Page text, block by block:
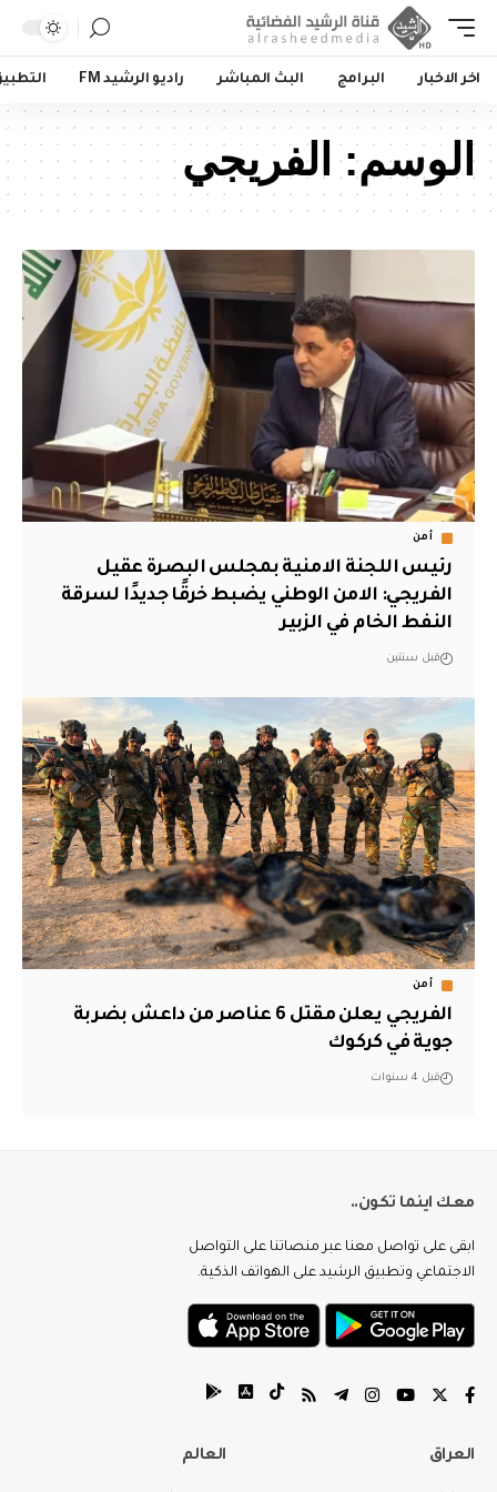
اخر الاخبار البرامج البث المباشر راديو الرشيد FM
الوسم: الفريجي
أمن
رئيس اللجنة الامنية بمجلس البصرة عقيل
الفريجي: الامن الوطني يضبط خرقًا جديدًا لسرقة
النفط الخام في الزبير
قبل سنتين
أمن
الفريجي يعلن مقتل 6 عناصر من داعش بضربة
جوية في كركوك
قبل 4 سنوات
معك اينما تكون..
ابقى على تواصل معنا عبر منصاتنا على التواصل
الاجتماعي وتطبيق الرشيد على الهواتف الذكية.
العراق العالم